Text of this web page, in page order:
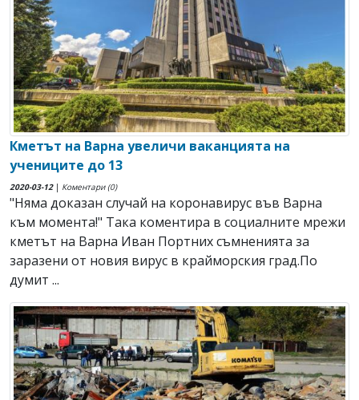
Кметът на Варна увеличи ваканцията на
учениците до 13
2020-03-12| Коментари (0)
"Няма доказан случай на коронавирус във Варна
към момента!" Така коментира в социалните мрежи
кметът на Варна Иван Портних съмненията за
заразени от новия вирус в крайморския град.По
думит ...